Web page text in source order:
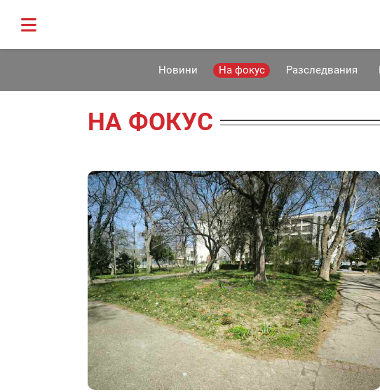
Новини На фокус Разследвания
НА ФОКУС